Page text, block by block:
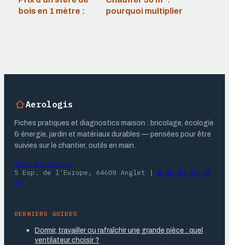
bois en 1 mètre :
pourquoi multiplier
Aerologis
Fiches pratiques et diagnostics maison : bricolage, écologie
& énergie, jardin et matériaux durables — pensées pour être
suivies sur le chantier, outils en main.
Aéro Mécanic's
5 Esp. de l'Europe, 64600 Anglet | ☎ 06 06 55 90
97
DERNIERS GUIDES
Dormir, travailler ou rafraîchir une grande pièce : quel
ventilateur choisir ?